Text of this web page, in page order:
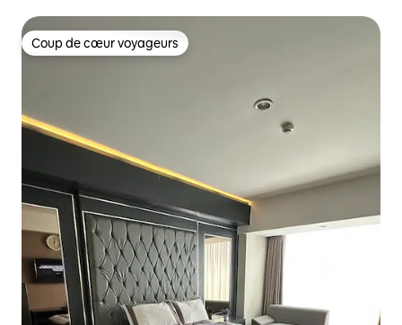
Coup de cœur voyageurs
Coup de cœur voyageurs